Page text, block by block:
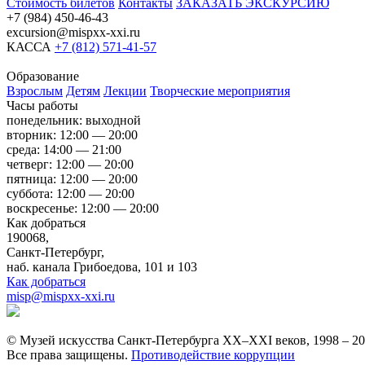
+7 (984) 450-46-43
excursion@mispxx-xxi.ru
КАССА +7 (812) 571-41-57
Образование
Взрослым Детям Лекции Творческие мероприятия
Часы работы
понедельник: выходной
вторник: 12:00 — 20:00
среда: 14:00 — 21:00
четверг: 12:00 — 20:00
пятница: 12:00 — 20:00
суббота: 12:00 — 20:00
воскресенье: 12:00 — 20:00
Как добраться
190068,
Санкт-Петербург,
наб. канала Грибоедова, 101 и 103
Как добраться
misp@mispxx-xxi.ru
© Музей искусства Санкт-Петербурга XX–XXI веков, 1998 –
Все права защищены. Противодействие коррупции